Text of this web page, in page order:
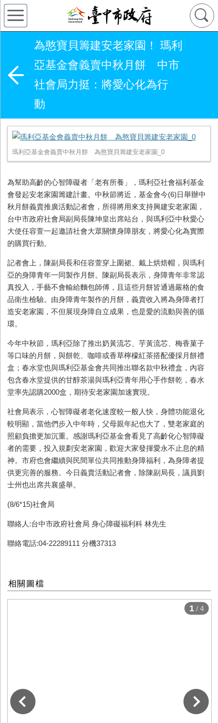
為憨寶貝籌建安老家園！ 瑪利
亞基金會義賣中秋月餅 中市
社會局力挺：將愛心化為行
動
瑪利亞基金會義賣中秋月餅 為憨寶貝籌建安老家園_0
為幫助高齡的心智障礙者「老有所養」，瑪利亞社會福利基金
會發起安老家園籌建計畫。中秋節將近，基金會今(6)日舉辦中
秋月餅義賣推廣活動記者會，所得將用來支持興建安老家園，
台中市政府社會局副局長陳坤皇出席站台，與瑪利亞中秋愛心
大使任容萱一起邀請社會大眾關懷身障朋友，將愛心化為實際
的購買行動。
記者會上，陳副局長和任容萱穿上圍裙、戴上烘焙帽，與瑪利
亞的身障青年一同製作月餅。陳副局長表示，身障青年非常認
真投入，手藝不會輸給麵包師傅，且這些月餅皆通過嚴格的食
品衛生檢驗。由身障青年製作的月餅，義賣收入將為身障者打
造安老家園，不但展現身障自立成果，也是愛的流動與善的循
環。
今年中秋節，瑪利亞除了推出奶黃流芯、芋黃流芯、梅香菓子
等口味的月餅，與餅乾、咖啡或香草檸檬紅茶搭配優採月餅禮
盒；春水堂也與瑪利亞基金會共同推出聯名款中秋禮盒，內容
包含春水堂提供的甘醇茶湯與瑪利亞青年用心手作餅乾，春水
堂率先認購2000盒，期待安老家園加速實現。
社會局表示，心智障礙者老化速度較一般人快，身體功能退化
較明顯，當他們步入中年時，父母親年紀也大了，雙老家庭的
照顧負擔更加沉重。感謝瑪利亞基金會看見了高齡化心智障礙
者的需要，投入規劃安老家園，歡迎大家發揮愛永不止息的精
神。市府也會繼續與民間單位共同推動身障福利，為身障者提
供更完善的服務。今日義賣活動記者會，除陳副局長，議員劉
士州也出席共襄盛舉。
(8/6*15)社會局
聯絡人:台中市政府社會局 身心障礙福利科 林先生
聯絡電話:04-22289111 分機37313
相關圖檔
1 / 4